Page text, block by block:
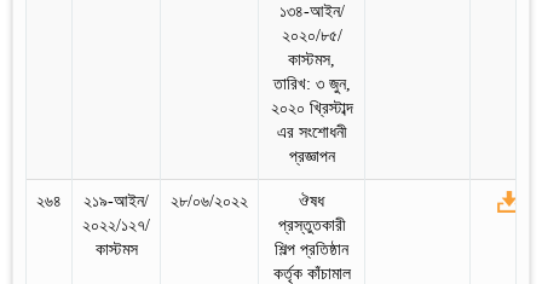
১৩৪-আইন/
২০২০/৮৫/
কাস্টমস,
তারিখ: ৩ জুন,
২০২০ খ্রিস্টাব্দ
এর সংশোধনী
প্রজ্ঞাপন
২৬৪
২১৯-আইন/
২০২২/১২৭/
কাস্টমস
২৮/০৬/২০২২
ঔষধ
প্রস্তুতকারী
শিল্প প্রতিষ্ঠান
কর্তৃক কাঁচামাল